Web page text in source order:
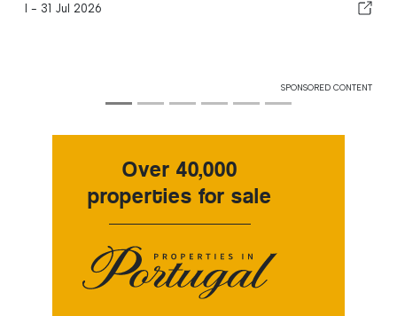
I - 31 Jul 2026
SPONSORED CONTENT
Over 40,000
properties for sale